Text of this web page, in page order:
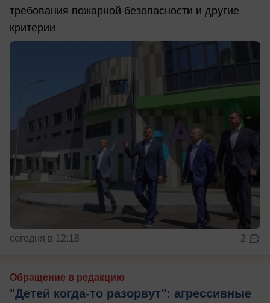
требования пожарной безопасности и другие
критерии
сегодня в 12:18 2
Обращение в редакцию
"Детей когда-то разорвут": агрессивные